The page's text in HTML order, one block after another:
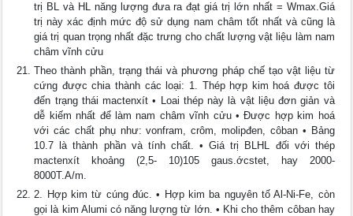
trị BL và HL năng lượng đưa ra đạt giá trị lớn nhất = Wmax.Giá
trị này xác định mức độ sử dụng nam châm tốt nhất và cũng là
giá trị quan trọng nhất đặc trưng cho chất lượng vật liệu làm nam
châm vĩnh cửu
Theo thành phần, trạng thái và phương pháp chế tạo vật liệu từ
cứng được chia thành các loại: 1. Thép hợp kim hoá được tôi
đến trạng thái mactenxít • Loai thép này là vật liệu đơn giản và
dễ kiếm nhất để làm nam châm vĩnh cửu • Được hợp kim hoá
với các chất phụ như: vonfram, crôm, molipđen, côban • Bảng
10.7 là thành phần và tính chất. • Giá trị BLHL đối với thép
mactenxít khoảng (2,5- 10)105 gaus.ớcstet, hay 2000-
8000T.A/m.
2. Hợp kim từ cúng đúc. • Hợp kim ba nguyên tố Al-Ni-Fe, còn
gọi là kim Alumi có năng lượng từ lớn. • Khi cho thêm côban hay